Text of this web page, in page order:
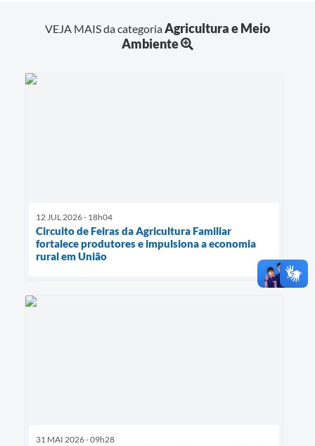
VEJA MAIS da categoriaAgricultura e Meio
Ambiente
12 JUL 2026 - 18h04
Circuito de Feiras da Agricultura Familiar
fortalece produtores e impulsiona a economia
rural em União
31 MAI 2026 - 09h28